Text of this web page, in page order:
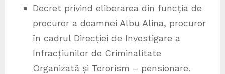
Decret privind eliberarea din funcția de
procuror a doamnei Albu Alina, procuror
în cadrul Direcției de Investigare a
Infracțiunilor de Criminalitate
Organizată și Terorism – pensionare.